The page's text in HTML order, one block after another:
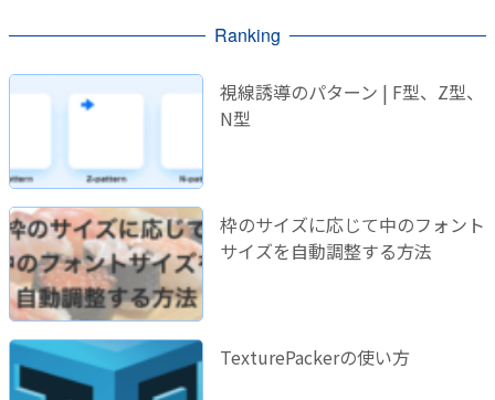
Ranking
視線誘導のパターン | F型、Z型、
N型
枠のサイズに応じて中のフォント
サイズを自動調整する方法
TexturePackerの使い方